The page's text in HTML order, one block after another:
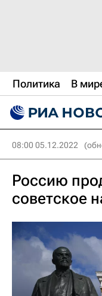
Политика В
08:00 05.12.2022
Россию
советское